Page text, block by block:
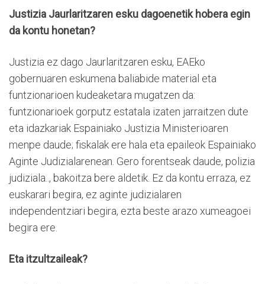
Justizia Jaurlaritzaren esku dagoenetik hobera egin
da kontu honetan?
Justizia ez dago Jaurlaritzaren esku, EAEko
gobernuaren eskumena baliabide material eta
funtzionarioen kudeaketara mugatzen da:
funtzionarioek gorputz estatala izaten jarraitzen dute
eta idazkariak Espainiako Justizia Ministerioaren
menpe daude; fiskalak ere hala eta epaileok Espainiako
Aginte Judizialarenean. Gero forentseak daude, polizia
judiziala.., bakoitza bere aldetik. Ez da kontu erraza, ez
euskarari begira, ez aginte judizialaren
independentziari begira, ezta beste arazo xumeagoei
begira ere.
Eta itzultzaileak?